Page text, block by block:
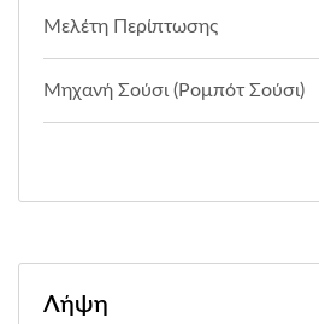
Μελέτη Περίπτωσης
Μηχανή Σούσι (Ρομπότ Σούσι)
Λήψη